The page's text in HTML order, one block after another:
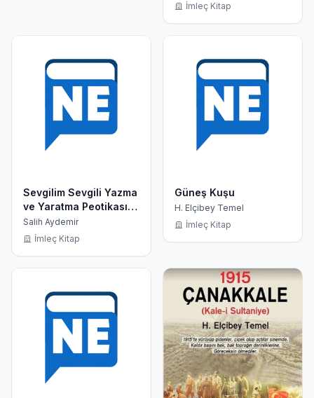
İmleç Kitap
Sevgilim Sevgili Yazma
ve Yaratma Peotikası
Üzerine Bir Deneme
Salih Aydemir
İmleç Kitap
Güneş Kuşu
H. Elçibey Temel
İmleç Kitap